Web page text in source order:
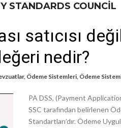
STANDARDS COUNCIL
satıcısı
nedir?
, Ödeme Sistemleri, Ödeme
PA DSS, (Payment
SSC tarafından belirlenen
Standartları’dır. Ödeme